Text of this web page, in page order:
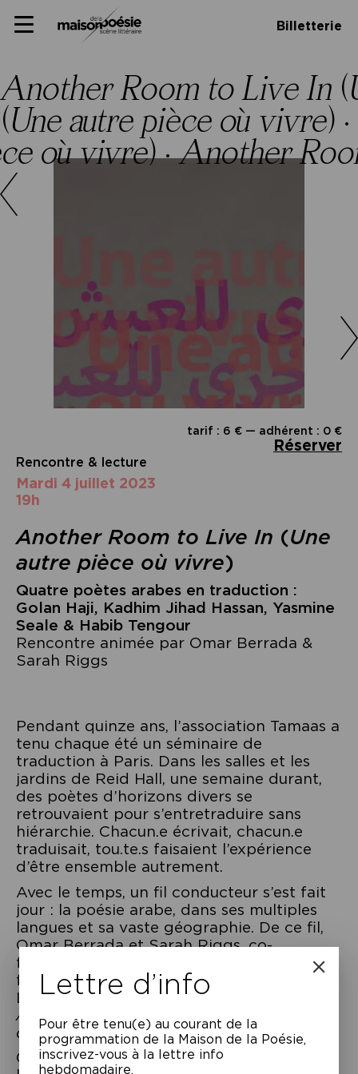
Panneau de gestion des cookies
to
littéraire
Primary
Billetterie
Another Room to Live In (
(Une autre pièce où vivre) ·
où vivre) ·Another
tarif : 6 € — adhérent : 0 €
Réserver
Rencontre & lecture
mardi 4 juillet 2023
19h
Another Room to Live In (Une
autre pièce où vivre)
Quatre poètes arabes en traduction :
Golan Haji, Kadhim Jihad Hassan, Yasmine
Seale & Habib Tengour
Rencontre animée par Omar Berrada &
Sarah Riggs
Pendant quinze ans, l’association Tamaas a
tenu chaque été un séminaire de
traduction à Paris. Dans les salles et les
jardins de Reid Hall, une semaine durant,
des poètes d’horizons divers se
retrouvaient pour s’entretraduire sans
hiérarchie. Chacun.e écrivait, chacun.e
traduisait, tou.te.s faisaient l’expérience
d’être ensemble autrement.
Avec le temps, un fil conducteur s’est fait
jour : la poésie arabe, dans ses multiples
langues et sa vaste géographie. De ce fil,
Omar Berrada et Sarah Riggs, co-
fondateurs de Tamaas, ont entrepris de
faire un livre trilingue, qui paraîtra chez
Litmus Press à l’automne 2023 sous le titre
Another Room to Live In
Une autre pièce
où vivre).
Cette soirée se veut un avant-goût de
Lettre d’info
Pour être tenu(e) au courant de la
programmation de la Maison de la Poésie,
inscrivez-vous à la lettre info
hebdomadaire.